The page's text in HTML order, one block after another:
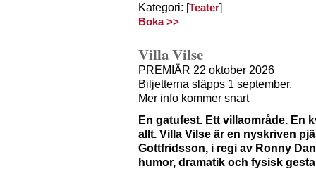
Kategori: [Teater]
Boka >>
Villa Vilse
PREMIÄR 22 oktober 2026
Biljetterna släpps 1 september.
Mer info kommer snart
En gatufest. Ett villaområde. En
allt. Villa Vilse är en nyskriven
Gottfridsson, i regi av Ronny
humor, dramatik och fysisk